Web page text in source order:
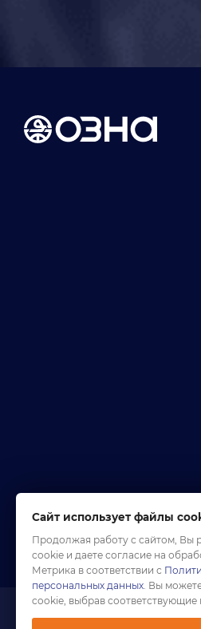
Сайт использует файлы
Продолжая работу с сайтом, Вы
cookie и даете согласие на
Метрика в соответствии с
персональных данных. Вы
cookie, выбрав соответствующие